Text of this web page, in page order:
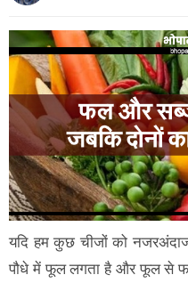
यदि हम कुछ चीजों को
पौधे में फूल लगता है और फूल से